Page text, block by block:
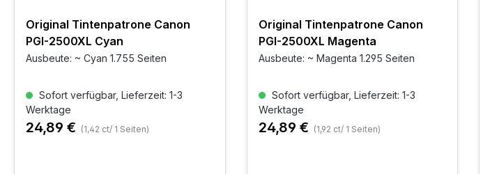
Original Tintenpatrone Canon
PGI-2500XL Cyan
Ausbeute: ~ Cyan 1.755 Seiten
Sofort verfügbar, Lieferzeit: 1-3
Werktage
24,89 € (1,42 ct/ 1 Seiten)
Original Tintenpatrone Canon
PGI-2500XL Magenta
Ausbeute: ~ Magenta 1.295 Seiten
Sofort verfügbar, Lieferzeit: 1-3
Werktage
24,89 € (1,92 ct/ 1 Seiten)